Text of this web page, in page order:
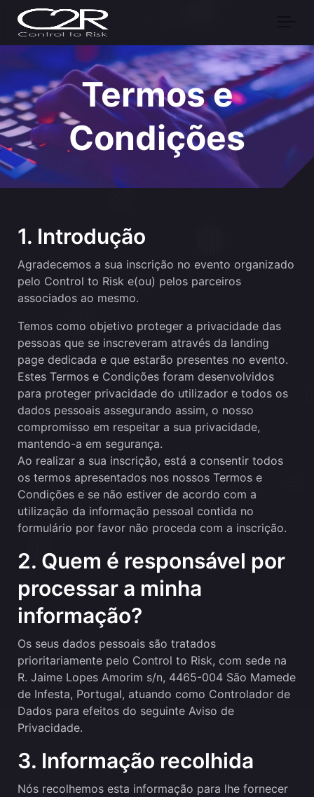
Skip to main content
Termos e
Condições
1. Introdução
Agradecemos a sua inscrição no evento organizado
pelo Control to Risk e(ou) pelos parceiros
associados ao mesmo.
Temos como objetivo proteger a privacidade das
pessoas que se inscreveram através da landing
page dedicada e que estarão presentes no evento.
Estes Termos e Condições foram desenvolvidos
para proteger privacidade do utilizador e todos os
dados pessoais assegurando assim, o nosso
compromisso em respeitar a sua privacidade,
mantendo-a em segurança.
Ao realizar a sua inscrição, está a consentir todos
os termos apresentados nos nossos Termos e
Condições e se não estiver de acordo com a
utilização da informação pessoal contida no
formulário por favor não proceda com a inscrição.
2. Quem é responsável por
processar a minha
informação?
Os seus dados pessoais são tratados
prioritariamente pelo Control to Risk, com sede na
R. Jaime Lopes Amorim s/n, 4465-004 São Mamede
de Infesta, Portugal, atuando como Controlador de
Dados para efeitos do seguinte Aviso de
Privacidade.
3. Informação recolhida
Nós recolhemos esta informação para lhe fornecer